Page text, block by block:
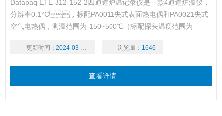
Datapaq ETE-312-152-2四通道炉温记录仪是一款4通道炉温仪，
分辨率0.1°C，标配PA0011夹式表面热电偶和PA0021夹式
空气电热偶，测温范围为-150~500℃（标配探头温度范围为
更新时间： 2024-03-18 浏览量： 1646
查看详情